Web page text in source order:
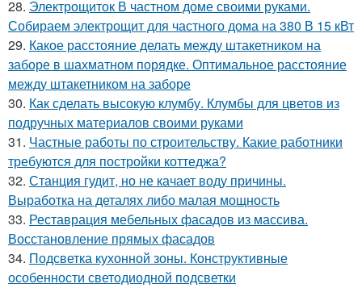
28. Электрощиток В частном доме своими руками.
Собираем электрощит для частного дома на 380 В 15 кВт
29. Какое расстояние делать между штакетником на
заборе в шахматном порядке. Оптимальное расстояние
между штакетником на заборе
30. Как сделать высокую клумбу. Клумбы для цветов из
подручных материалов своими руками
31. Частные работы по строительству. Какие работники
требуются для постройки коттеджа?
32. Станция гудит, но не качает воду причины.
Выработка на деталях либо малая мощность
33. Реставрация мебельных фасадов из массива.
Восстановление прямых фасадов
34. Подсветка кухонной зоны. Конструктивные
особенности светодиодной подсветки